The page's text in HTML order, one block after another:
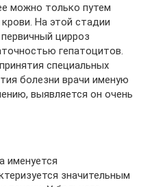
можно только путем
На этой стадии
цирроз
гепатоцитов.
специальных
болезни врачи именую
выявляется он очень
именуется
значительным